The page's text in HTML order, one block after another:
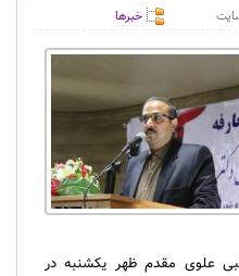
خبرها
علوی مقدم ظهر یکشنبه در